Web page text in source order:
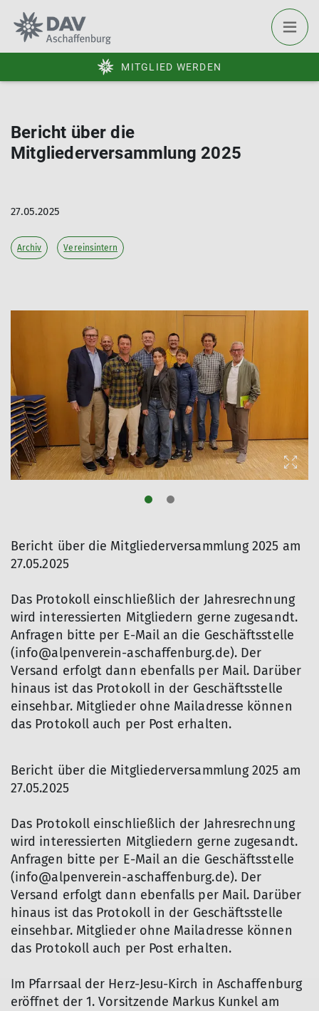
MITGLIED WERDEN
Bericht über die
Mitgliederversammlung 2025
27.05.2025
Archiv Vereinsintern
© DAV AB
Bericht über die Mitgliederversammlung 2025 am
27.05.2025
Das Protokoll einschließlich der Jahresrechnung
wird interessierten Mitgliedern gerne zugesandt.
Anfragen bitte per E-Mail an die Geschäftsstelle
(info@alpenverein-aschaffenburg.de). Der
Versand erfolgt dann ebenfalls per Mail. Darüber
hinaus ist das Protokoll in der Geschäftsstelle
einsehbar. Mitglieder ohne Mailadresse können
das Protokoll auch per Post erhalten.
Bericht über die Mitgliederversammlung 2025 am
27.05.2025
Das Protokoll einschließlich der Jahresrechnung
wird interessierten Mitgliedern gerne zugesandt.
Anfragen bitte per E-Mail an die Geschäftsstelle
(info@alpenverein-aschaffenburg.de). Der
Versand erfolgt dann ebenfalls per Mail. Darüber
hinaus ist das Protokoll in der Geschäftsstelle
einsehbar. Mitglieder ohne Mailadresse können
das Protokoll auch per Post erhalten.
Im Pfarrsaal der Herz-Jesu-Kirch in Aschaffenburg
eröffnet der 1. Vorsitzende Markus Kunkel am